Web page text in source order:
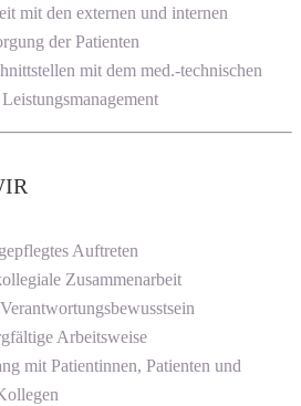
mit den externen und internen
der Patienten
mit dem med.-technischen
Auftreten
Zusammenarbeit
Arbeitsweise
mit Patientinnen, Patienten und